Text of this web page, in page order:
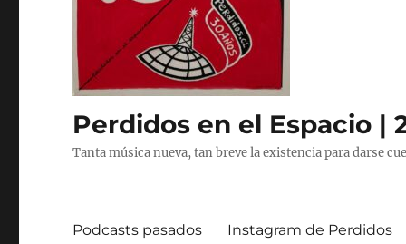
Perdidos en el Espacio |
Tanta música nueva, tan breve la existencia para darse
Podcasts pasados Instagram de Perdidos